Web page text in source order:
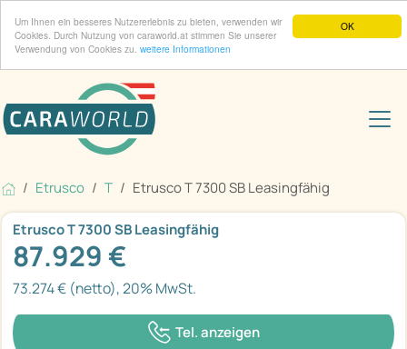
OK
Um Ihnen ein besseres Nutzererlebnis zu bieten, verwenden wir
Cookies. Durch Nutzung von caraworld.at stimmen Sie unserer
Verwendung von Cookies zu. weitere Informationen
Etrusco T Etrusco T 7300 SB Leasingfähig
Etrusco T 7300 SB Leasingfähig
87.929 €
73.274 € (netto), 20% MwSt.
Tel. anzeigen